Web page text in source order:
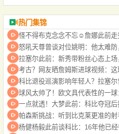
热门集锦
怪不得布克念念不忘☺️詹娜此前
怒吼天尊曾谈对位姚明：他太难
拉塞尔此前：新秀带粉丝心态上
考古？网友晒詹姆斯进球视频：这
科比退役巡演影响年轻人？拉塞
球风太帅了！欧文具代表性的一球
一点就透！大梦此前：科比夺冠
帕森斯挑战：听到比克莱更准的射
杨健杨毅此前谈科比：16年他已